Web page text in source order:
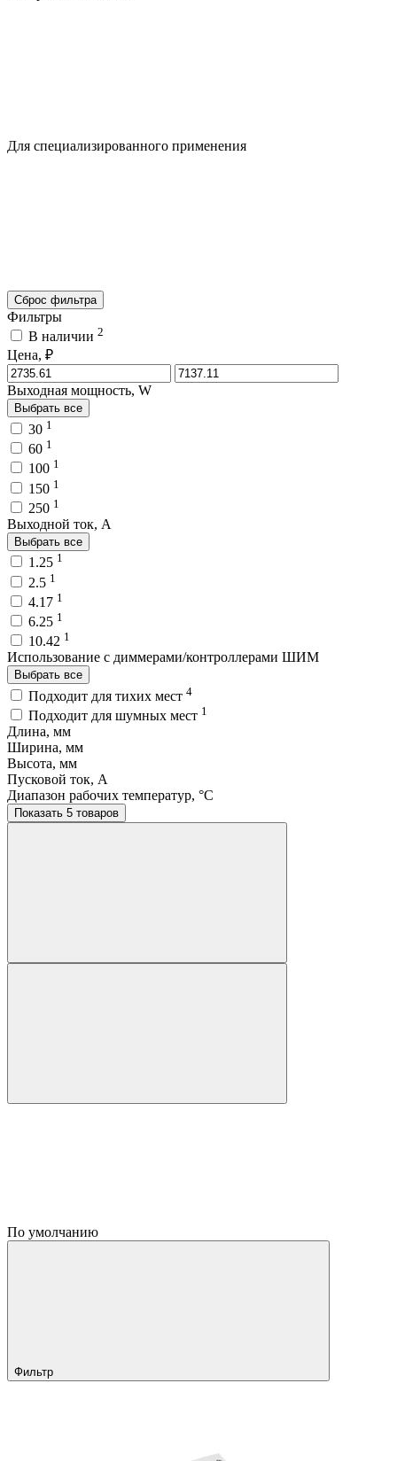
Для специализированного применения
Сброс фильтра
Фильтры
В наличии 2
Цена, ₽
Выходная мощность, W
Выбрать все
30 1
60 1
100 1
150 1
250 1
Выходной ток, A
Выбрать все
1.25 1
2.5 1
4.17 1
6.25 1
10.42 1
Использование с диммерами/контроллерами ШИМ
Выбрать все
Подходит для тихих мест 4
Подходит для шумных мест 1
Длина, мм
Ширина, мм
Высота, мм
Пусковой ток, A
Диапазон рабочих температур, °C
Показать 5 товаров
По умолчанию
Фильтр